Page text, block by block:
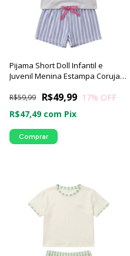
Pijama Short Doll Infantil e
Juvenil Menina Estampa Coruja -
R$49,99
R$59,99 17% OFF
R$47,49 com Pix
Comprar